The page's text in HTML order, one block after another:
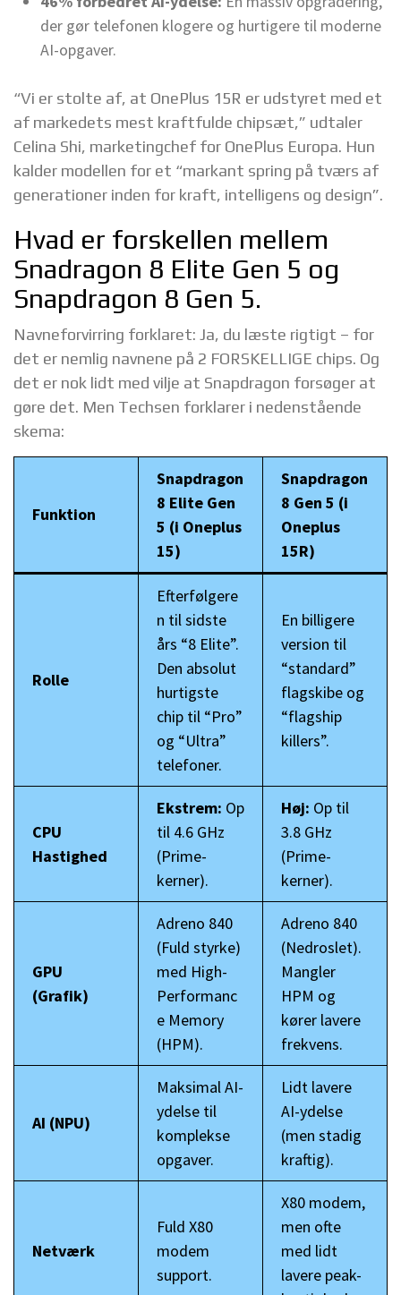
der gør telefonen klogere og hurtigere til moderne
AI-opgaver.
“Vi er stolte af, at OnePlus 15R er udstyret med et
af markedets mest kraftfulde chipsæt,” udtaler
Celina Shi, marketingchef for OnePlus Europa. Hun
kalder modellen for et “markant spring på tværs af
generationer inden for kraft, intelligens og design”.
Hvad er forskellen mellem
Snadragon 8 Elite Gen 5 og
Snapdragon 8 Gen 5.
Navneforvirring forklaret: Ja, du læste rigtigt – for
det er nemlig navnene på 2 FORSKELLIGE chips. Og
det er nok lidt med vilje at Snapdragon forsøger at
gøre det. Men Techsen forklarer i nedenstående
skema:
Funktion
Snapdragon
8 Elite Gen
5 (i Oneplus
15)
Snapdragon
8 Gen 5 (i
Oneplus
15R)
Rolle
Efterfølgere
n til sidste
års “8 Elite”.
Den absolut
hurtigste
chip til “Pro”
og “Ultra”
telefoner.
En billigere
version til
“standard”
flagskibe og
“flagship
killers”.
CPU
Hastighed
Ekstrem: Op
til 4.6 GHz
(Prime-
kerner).
Høj: Op til
3.8 GHz
(Prime-
kerner).
GPU
(Grafik)
Adreno 840
(Fuld styrke)
med High-
Performanc
e Memory
(HPM).
Adreno 840
(Nedroslet).
Mangler
HPM og
kører lavere
frekvens.
AI (NPU)
Maksimal AI-
ydelse til
komplekse
opgaver.
Lidt lavere
AI-ydelse
(men stadig
kraftig).
Netværk
Fuld X80
modem
support.
X80 modem,
men ofte
med lidt
lavere peak-